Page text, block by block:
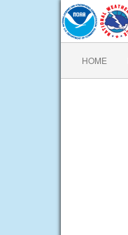
HOME